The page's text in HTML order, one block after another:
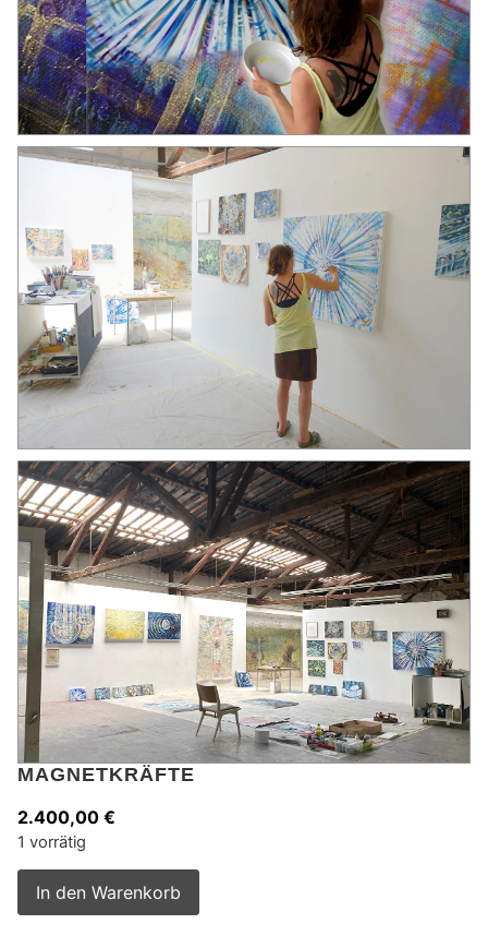
MAGNETKRÄFTE
2.400,00 €
1 vorrätig
In den Warenkorb